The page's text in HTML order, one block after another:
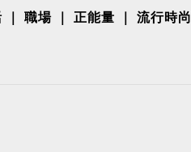
職場 正能量 流行時尚